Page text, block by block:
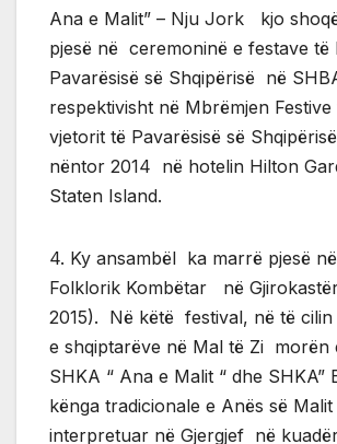
Ana e Malit” – Nju Jork kjo
pjesë në ceremoninë e festave të
Pavarësisë së Shqipërisë në
respektivisht në Mbrëmjen Festive
vjetorit të Pavarësisë së
nëntor 2014 në hotelin Hilton
Staten Island.
4. Ky ansambël ka marrë pjesë
Folklorik Kombëtar në
2015). Në këtë festival, në të
e shqiptarëve në Mal të Zi morën
SHKA “ Ana e Malit “ dhe SHKA”
kënga tradicionale e Anës së Malit
interpretuar në Gjergjef në